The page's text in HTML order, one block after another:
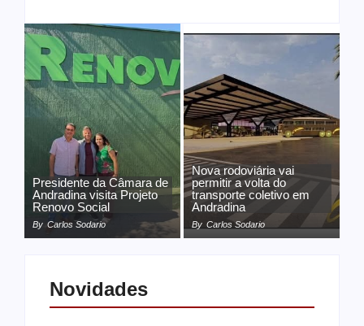
Presidente da Câmara de
Andradina visita Projeto
Renovo Social
By Carlos Sodario
Nova rodoviária vai
permitir a volta do
transporte coletivo em
Andradina
By Carlos Sodario
Novidades